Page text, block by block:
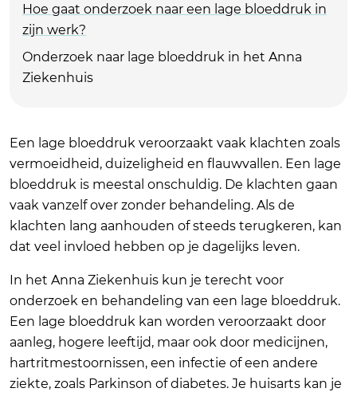
Hoe gaat onderzoek naar een lage bloeddruk in
zijn werk?
Onderzoek naar lage bloeddruk in het Anna
Ziekenhuis
Een lage bloeddruk veroorzaakt vaak klachten zoals
vermoeidheid, duizeligheid en flauwvallen. Een lage
bloeddruk is meestal onschuldig. De klachten gaan
vaak vanzelf over zonder behandeling. Als de
klachten lang aanhouden of steeds terugkeren, kan
dat veel invloed hebben op je dagelijks leven.
In het Anna Ziekenhuis kun je terecht voor
onderzoek en behandeling van een lage bloeddruk.
Een lage bloeddruk kan worden veroorzaakt door
aanleg, hogere leeftijd, maar ook door medicijnen,
hartritmestoornissen, een infectie of een andere
ziekte, zoals Parkinson of diabetes. Je huisarts kan je